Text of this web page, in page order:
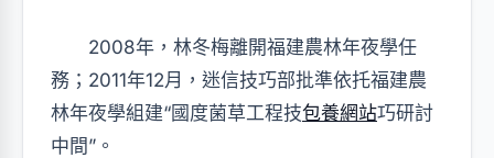
2008年，林冬梅離開福建農林年夜學任
務；2011年12月，迷信技巧部批準依托福建農
林年夜學組建“國度菌草工程技包養網站巧研討
中間”。